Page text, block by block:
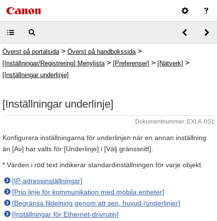
Överst på portalsida > Överst på handbokssida >
[Inställningar/Registrering] Menylista > [Preferenser] > [Nätverk] >
[Inställningar underlinje]
[Inställningar underlinje]
Dokumentnummer: EXLK-0S1
Konfigurera inställningarna för underlinjen när en annan inställning
än [Av] har valts för [Underlinje] i [Välj gränssnitt].
* Värden i röd text indikerar standardinställningen för varje objekt.
[IP-adressinställningar]
[Prio linje för kommunikation med mobila enheter]
[Begränsa fildelning genom att sep. huvud-/underlinjer]
[Inställningar för Ethernet-drivrutin]